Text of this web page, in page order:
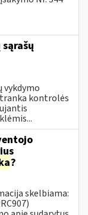
kontrolės
?
skelbiama: